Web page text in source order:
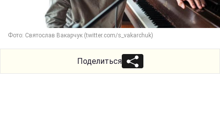
Фото: Святослав Вакарчук (twitter.com/s_vakarchuk)
Поделиться